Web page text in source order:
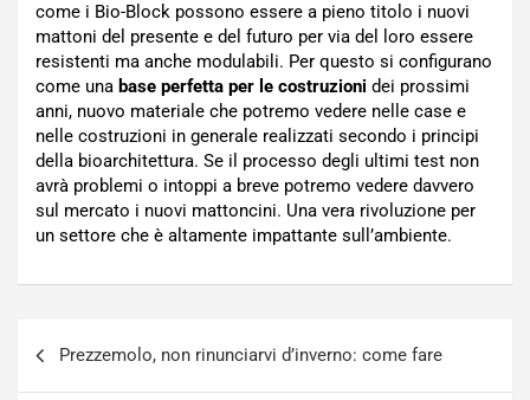
come i Bio-Block possono essere a pieno titolo i nuovi
mattoni del presente e del futuro per via del loro essere
resistenti ma anche modulabili. Per questo si configurano
come una base perfetta per le costruzioni dei prossimi
anni, nuovo materiale che potremo vedere nelle case e
nelle costruzioni in generale realizzati secondo i principi
della bioarchitettura. Se il processo degli ultimi test non
avrà problemi o intoppi a breve potremo vedere davvero
sul mercato i nuovi mattoncini. Una vera rivoluzione per
un settore che è altamente impattante sull’ambiente.
Prezzemolo, non rinunciarvi d’inverno: come fare